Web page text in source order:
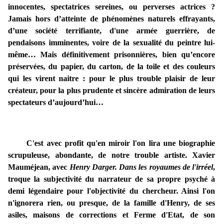
innocentes, spectatrices sereines, ou perverses actrices ?
Jamais hors d’atteinte de phénomènes naturels effrayants,
d’une société terrifiante, d'une armée guerrière, de
pendaisons imminentes, voire de la sexualité du peintre lui-
même… Mais définitivement prisonnières, bien qu’encore
préservées, du papier, du carton, de la toile et des couleurs
qui les virent naitre : pour le plus trouble plaisir de leur
créateur, pour la plus prudente et sincère admiration de leurs
spectateurs d’aujourd’hui…
C'est avec profit qu'en miroir l'on lira une biographie
scrupuleuse, abondante, de notre trouble artiste. Xavier
Mauméjean, avec Henry Darger. Dans les royaumes de l'irréel,
troque la subjectivité du narrateur de sa propre psyché à
demi légendaire pour l'objectivité du chercheur. Ainsi l'on
n'ignorera rien, ou presque, de la famille d'Henry, de ses
asiles, maisons de corrections et Ferme d'Etat, de son